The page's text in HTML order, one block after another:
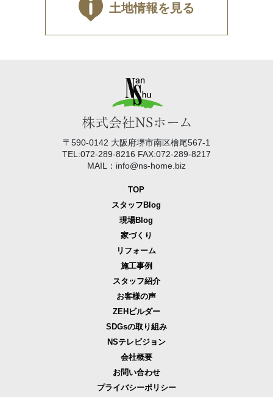
土地情報を見る
〒590-0142 大阪府堺市南区檜尾567-1
TEL:072-289-8216 FAX:072-289-8217
MAIL：info@ns-home.biz
TOP
スタッフBlog
現場Blog
家づくり
リフォーム
施工事例
スタッフ紹介
お客様の声
ZEHビルダー
SDGsの取り組み
NSテレビジョン
会社概要
お問い合わせ
プライバシーポリシー